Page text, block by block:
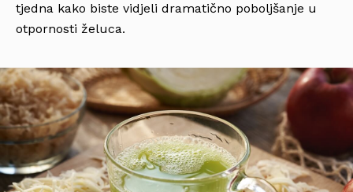
tjedna kako biste vidjeli dramatično poboljšanje u
otpornosti želuca.